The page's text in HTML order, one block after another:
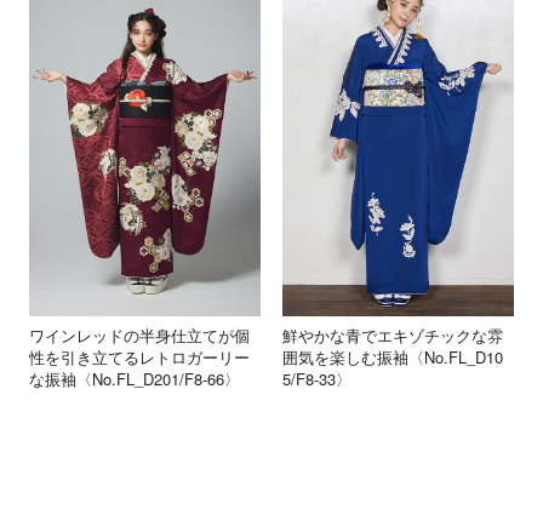
ワインレッドの半身仕立てが個
性を引き立てるレトロガーリー
な振袖〈No.FL_D201/F8-66〉
鮮やかな青でエキゾチックな雰
囲気を楽しむ振袖〈No.FL_D10
5/F8-33〉